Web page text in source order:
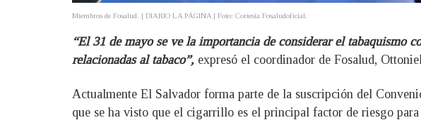
Miembros de Fosalud. | DIARIO LA PÁGINA | Foto: Cortesía Fosaludoficial.
“El 31 de mayo se ve la importancia de considerar el tabaquismo
relacionadas al tabaco”, expresó el coordinador de Fosalud,
Actualmente El Salvador forma parte de la suscripción del
que se ha visto que el cigarrillo es el principal factor de riesgo